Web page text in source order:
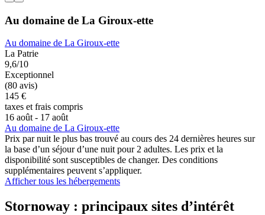
Au domaine de La Giroux-ette
Au domaine de La Giroux-ette
La Patrie
9,6/10
Exceptionnel
(80 avis)
145 €
taxes et frais compris
16 août - 17 août
Au domaine de La Giroux-ette
Prix par nuit le plus bas trouvé au cours des 24 dernières heures sur
la base d’un séjour d’une nuit pour 2 adultes. Les prix et la
disponibilité sont susceptibles de changer. Des conditions
supplémentaires peuvent s’appliquer.
Afficher tous les hébergements
Stornoway : principaux sites d’intérêt